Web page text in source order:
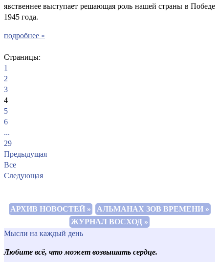
явственнее выступает решающая роль нашей страны в Победе
1945 года.
подробнее »
Страницы:
1
2
3
4
5
6
...
29
Предыдущая
Все
Следующая
АРХИВ НОВОСТЕЙ »
АЛЬМАНАХ ЗОВ ВРЕМЕНИ »
ЖУРНАЛ ВОСХОД »
Мысли на каждый день
Любите всё, что может возвышать сердце.